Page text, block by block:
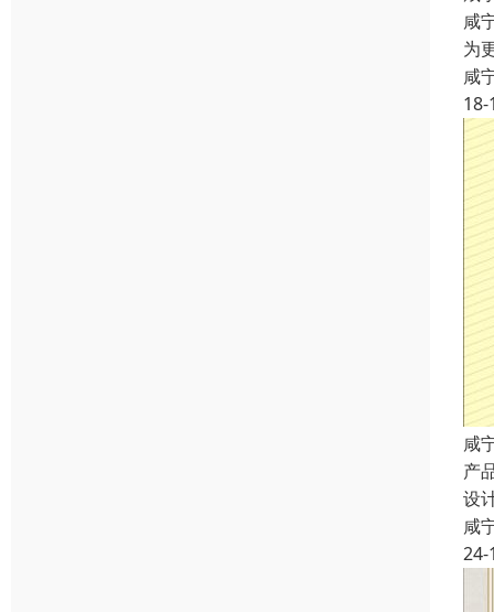
咸
为
咸
18-
咸
产
设
咸
24-